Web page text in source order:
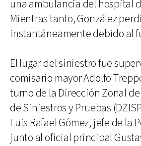
una ambulancia del hospital
Mientras tanto, González
instantáneamente debido al
El lugar del siniestro fue
comisario mayor Adolfo
turno de la Dirección Zonal
de Siniestros y Pruebas
Luis Rafael Gómez, jefe de la
junto al oficial principal